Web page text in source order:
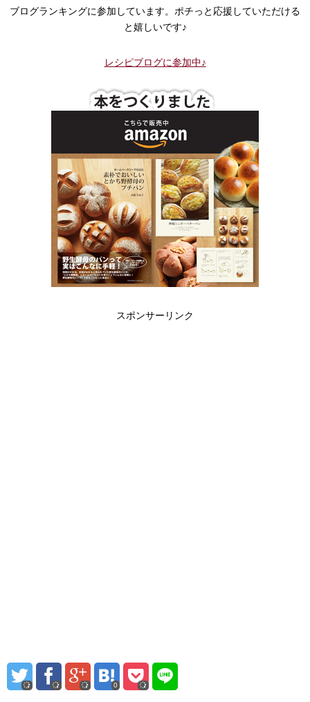
ブログランキングに参加しています。ポチっと応援していただける
と嬉しいです♪
レシピブログに参加中♪
スポンサーリンク
0